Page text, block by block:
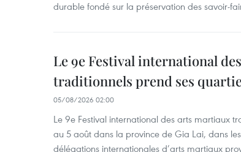
durable fondé sur la préservation des savoir-
Le 9e Festival international
traditionnels prend ses
05/08/2026 02:00
Le 9e Festival international des arts martiaux
au 5 août dans la province de Gia Lai, dans
délégations internationales d’arts martiaux